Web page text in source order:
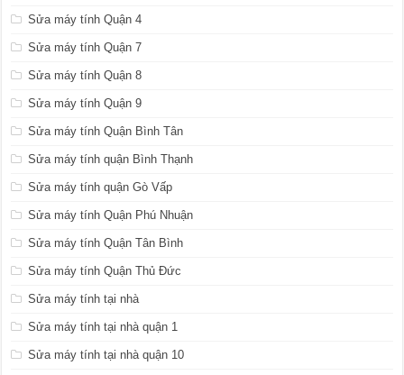
Sửa máy tính Quận 4
Sửa máy tính Quận 7
Sửa máy tính Quận 8
Sửa máy tính Quận 9
Sửa máy tính Quận Bình Tân
Sửa máy tính quận Bình Thạnh
Sửa máy tính quận Gò Vấp
Sửa máy tính Quận Phú Nhuận
Sửa máy tính Quận Tân Bình
Sửa máy tính Quận Thủ Đức
Sửa máy tính tại nhà
Sửa máy tính tại nhà quận 1
Sửa máy tính tại nhà quận 10